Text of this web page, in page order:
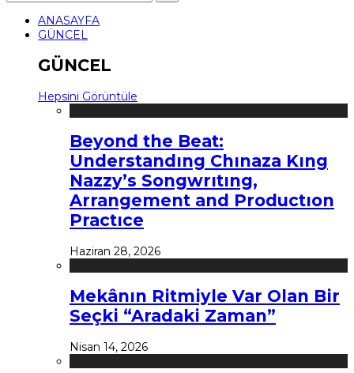
ANASAYFA
GÜNCEL
GÜNCEL
Hepsini Görüntüle
Beyond the Beat:
Understandıng Chınaza Kıng
Nazzy’s Songwrıtıng,
Arrangement and Productıon
Practıce
Haziran 28, 2026
Mekânın Ritmiyle Var Olan Bir
Seçki “Aradaki Zaman”
Nisan 14, 2026